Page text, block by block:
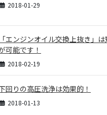
2018-01-29
「エンジンオイル交換上抜き」
可能です！
2018-02-19
回りの高圧洗浄は効果的！
2018-01-13